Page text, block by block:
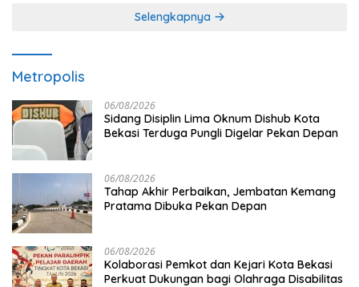
Selengkapnya
Metropolis
06/08/2026
Sidang Disiplin Lima Oknum Dishub Kota
Bekasi Terduga Pungli Digelar Pekan Depan
06/08/2026
Tahap Akhir Perbaikan, Jembatan Kemang
Pratama Dibuka Pekan Depan
06/08/2026
Kolaborasi Pemkot dan Kejari Kota Bekasi
Perkuat Dukungan bagi Olahraga Disabilitas